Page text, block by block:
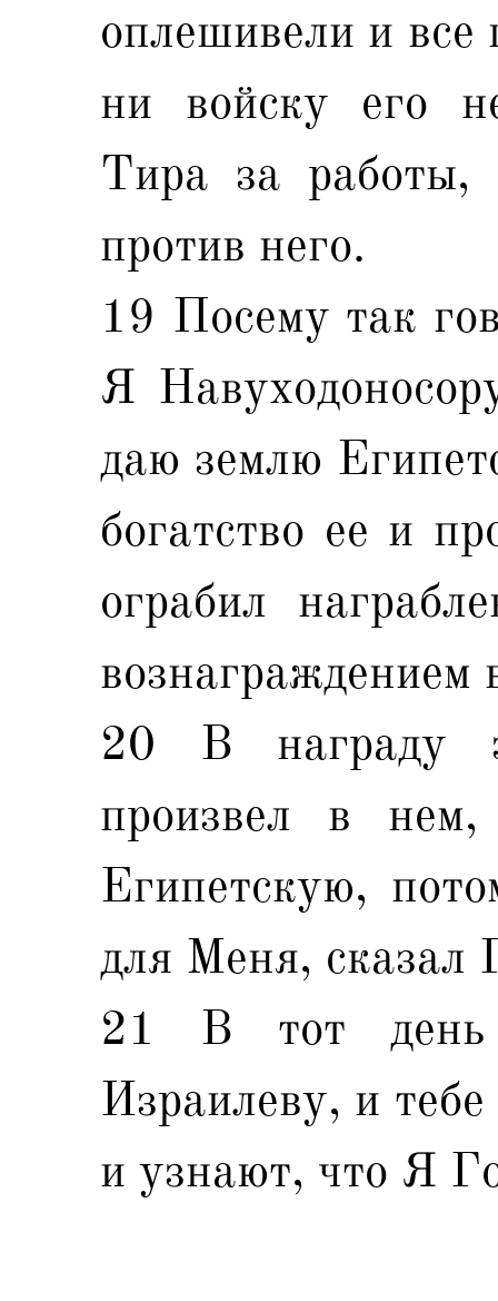
оплешивели и все
ни войску его
Тира за работы,
против него.
19 Посему так
Я
даю землю
богатство ее и
ограбил
вознаграждением
20 В награду
произвел в
Египетскую,
для Меня, сказал
21 В тот день
Израилеву, и
и узнают, что Я